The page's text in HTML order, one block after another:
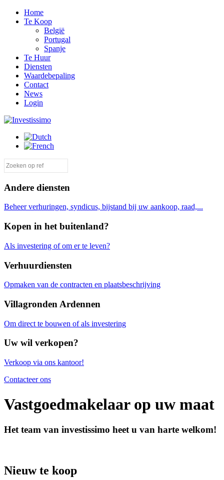
Home
Te Koop
België
Portugal
Spanje
Te Huur
Diensten
Waardebepaling
Contact
News
Login
Andere diensten
Beheer verhuringen, syndicus, bijstand bij uw aankoop, raad,...
Kopen in het buitenland?
Als investering of om er te leven?
Verhuurdiensten
Opmaken van de contracten en plaatsbeschrijving
Villagronden Ardennen
Om direct te bouwen of als investering
Uw wil verkopen?
Verkoop via ons kantoor!
Contacteer ons
Vastgoedmakelaar op uw maat
Het team van investissimo heet u van harte welkom!
Nieuw te koop